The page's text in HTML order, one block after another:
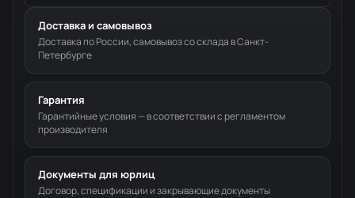
Доставка и самовывоз
Доставка по России, самовывоз со склада в Санкт-
Петербурге
Гарантия
Гарантийные условия — в соответствии с регламентом
производителя
Документы для юрлиц
Договор, спецификации и закрывающие документы